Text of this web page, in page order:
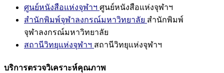
ศูนย์หนังสือแห่งจุฬาฯ ศูนย์หนังสือแห่งจุฬาฯ
สำนักพิมพ์จุฬาลงกรณ์มหาวิทยาลัย สำนักพิมพ์
จุฬาลงกรณ์มหาวิทยาลัย
สถานีวิทยุแห่งจุฬาฯ สถานีวิทยุแห่งจุฬาฯ
บริการตรวจวิเคราะห์คุณภาพ